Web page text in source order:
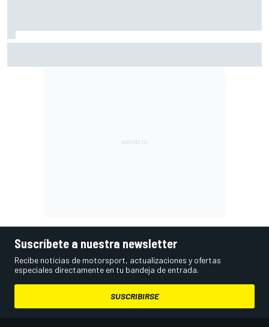
Suscríbete a nuestra newsletter
Recibe noticias de motorsport, actualizaciones y ofertas
especiales directamente en tu bandeja de entrada.
SUSCRIBIRSE